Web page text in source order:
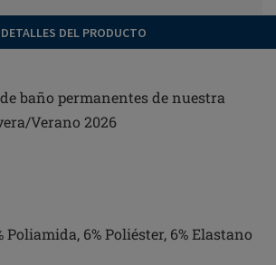
DETALLES DEL PRODUCTO
baño permanentes de nuestra
Verano 2026
Poliamida, 6% Poliéster, 6% Elastano